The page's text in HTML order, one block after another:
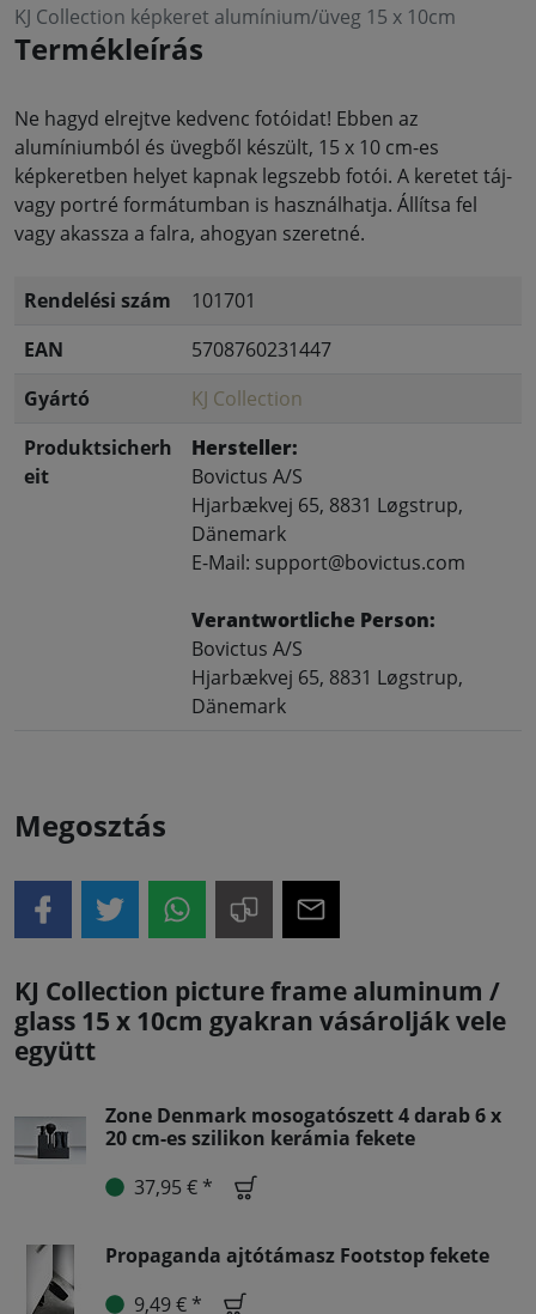
KJ Collection képkeret alumínium/üveg 15 x 10cm
Termékleírás
Ne hagyd elrejtve kedvenc fotóidat! Ebben az
alumíniumból és üvegből készült, 15 x 10 cm-es
képkeretben helyet kapnak legszebb fotói. A keretet táj-
vagy portré formátumban is használhatja. Állítsa fel
vagy akassza a falra, ahogyan szeretné.
Rendelési szám
101701
EAN
5708760231447
Gyártó
KJ Collection
Produktsicherh
eit
Hersteller:
Bovictus A/S
Hjarbækvej 65, 8831 Løgstrup,
Dänemark
E-Mail: support@bovictus.com
Verantwortliche Person:
Bovictus A/S
Hjarbækvej 65, 8831 Løgstrup,
Dänemark
Megosztás
KJ Collection picture frame aluminum /
glass 15 x 10cm gyakran vásárolják vele
együtt
Zone Denmark mosogatószett 4 darab 6 x
20 cm-es szilikon kerámia fekete
37,95 € *
Propaganda ajtótámasz Footstop fekete
9,49 € *